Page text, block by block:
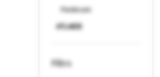
Piederumi
ATLAIDE
Filtrs